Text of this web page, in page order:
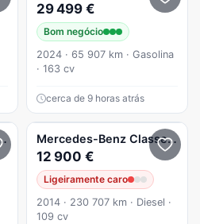
29 499 €
Bom negócio
2024 · 65 907 km · Gasolina
· 163 cv
cerca de 9 horas atrás
A 200Mercedes-Benz Classe A
12 900 €
Ligeiramente caro
2014 · 230 707 km · Diesel ·
109 cv